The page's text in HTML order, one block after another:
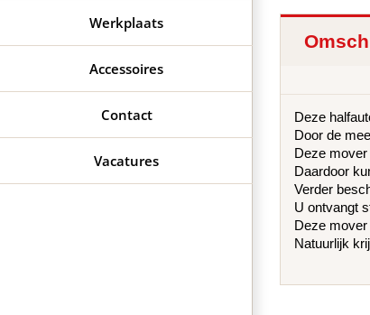
Werkplaats
Accessoires
Contact
Vacatures
Deze
Door de
Deze
Daardoor
Verder
U ontvangt
Deze
Natuurlijk